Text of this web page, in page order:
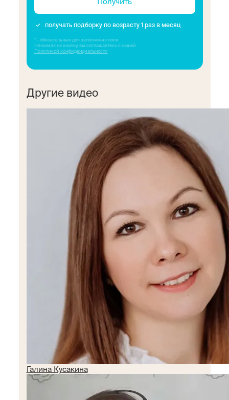
получать подборку по возрасту 1 раз в месяц
* - обязательные для заполнения поля
Нажимая на кнопку, вы соглашаетесь с нашей
Политикой конфиденциальности
Другие видео
Галина Кусакина